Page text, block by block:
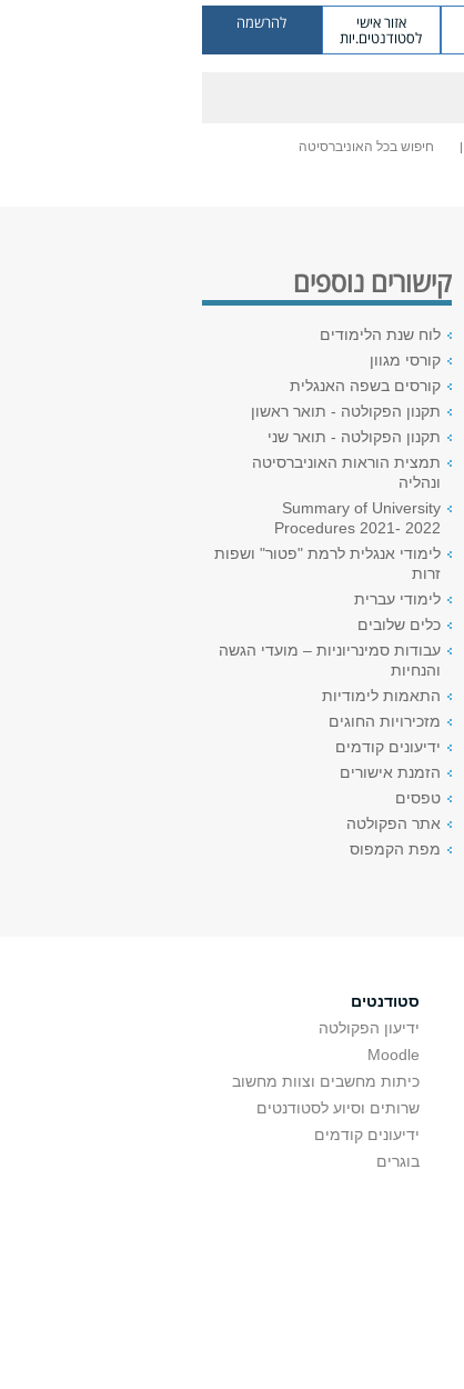
אזור אישי
לסטודנטים.יות
להרשמה
חיפוש בכל האוניברסיטה
קישורים נוספים
לוח שנת הלימודים
קורסי מגוון
קורסים בשפה האנגלית
תקנון הפקולטה - תואר ראשון
תקנון הפקולטה - תואר שני
תמצית הוראות האוניברסיטה
ונהליה
Summary of University
Procedures 2021- 2022
לימודי אנגלית לרמת "פטור" ושפות
זרות
לימודי עברית
כלים שלובים
עבודות סמינריוניות – מועדי הגשה
והנחיות
התאמות לימודיות
מזכירויות החוגים
ידיעונים קודמים
הזמנת אישורים
טפסים
אתר הפקולטה
מפת הקמפוס
סטודנטים
ידיעון הפקולטה
Moodle
כיתות מחשבים וצוות מחשוב
שרותים וסיוע לסטודנטים
ידיעונים קודמים
בוגרים